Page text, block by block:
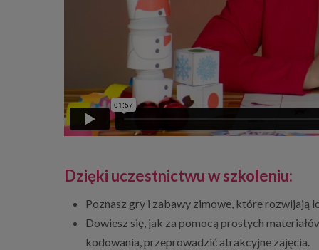
Dzięki uczestnictwu w szkoleniu:
Poznasz gry i zabawy zimowe, które rozwijają
Dowiesz się, jak za pomocą prostych
kodowania, przeprowadzić atrakcyjne zajęcia.